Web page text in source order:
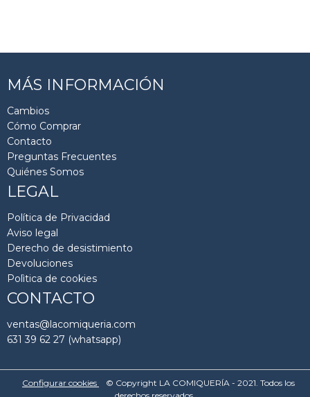
MÁS INFORMACIÓN
Cambios
Cómo Comprar
Contacto
Preguntas Frecuentes
Quiénes Somos
LEGAL
Política de Privacidad
Aviso legal
Derecho de desistimiento
Devoluciones
Polìtica de cookies
CONTACTO
ventas@lacomiqueria.com
631 39 62 27 (whatsapp)
Configurar cookies
© Copyright LA COMIQUERÍA - 2021. Todos los